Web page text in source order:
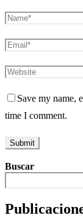
Save my name,
time I comment.
Buscar